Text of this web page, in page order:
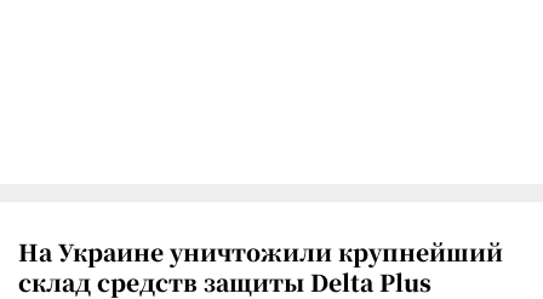
На Украине уничтожили крупнейший
склад средств защиты Delta Plus